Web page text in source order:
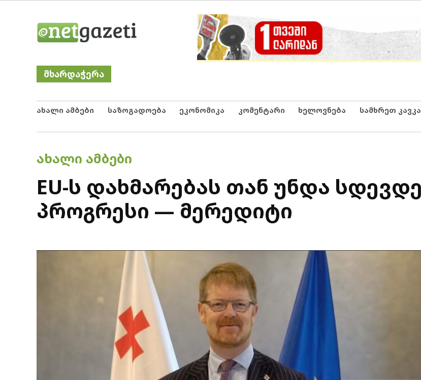
Netgazeti
მხარდაჭერა
ახალი ამბები საზოგადოება ეკონომიკა კომენტარი ხელოვნება სამხრეთ
POSTED
ᲐᲮᲐᲚᲘ ᲐᲛᲑᲔᲑᲘ
EU-ს დახმარებას თან უნდა
პროგრესი — მერედიტი